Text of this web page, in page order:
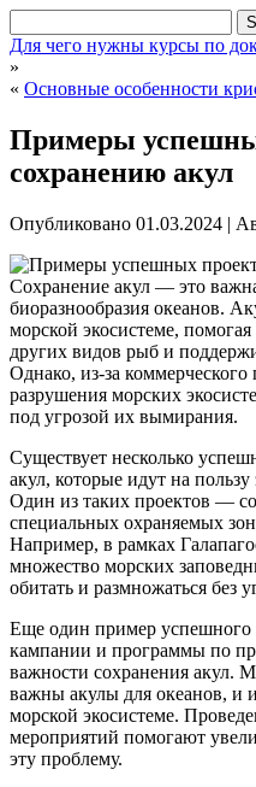
Для чего нужны курсы по
»
« Основные особенности
Примеры
сохранению акул
Опубликовано 01.03.2024 |
Сохранение акул — это
биоразнообразия океанов.
морской экосистеме,
других видов рыб и
Однако, из-за
разрушения морских
под угрозой их вымирания.
Существует несколько
акул, которые идут на
Один из таких проектов —
специальных охраняемых
Например, в рамках
множество морских
обитать и размножаться без
Еще один пример успешного
кампании и программы по
важности сохранения акул.
важны акулы для океанов, и
морской экосистеме.
мероприятий помогают
эту проблему.